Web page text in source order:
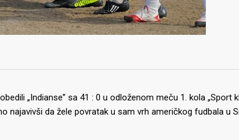
„Indianse” sa 41 : 0 u odloženom meču 1. kola „Sport
najavivši da žele povratak u sam vrh američkog fudbala u